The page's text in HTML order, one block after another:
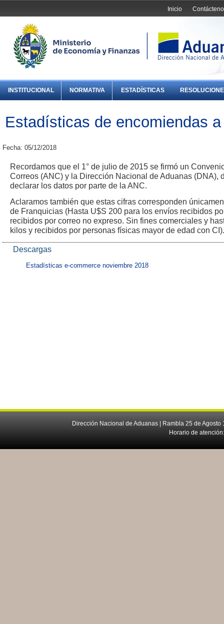
Inicio
INSTITUCIONAL NORMATIVA ESTADÍSTICAS
Estadísticas de encomiendas
Fecha: 05/12/2018
Recordamos que el 1° de julio de 2015 se firmó un
Correos (ANC) y la Dirección Nacional de Aduanas (DNA),
declarar los datos por parte de la ANC.
Aclaramos también que estas cifras corresponden
de Franquicias (Hasta U$S 200 para los envíos recibidos
recibidos por correo no expreso. Sin fines comerciales y
kilos y recibidos por personas físicas mayor de edad con CI).
Descargas
Estadísticas e-commerce noviembre 2018
Dirección Nacional de Aduanas | Rambla 25 de
Horario de